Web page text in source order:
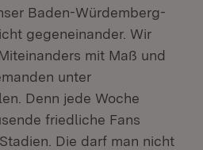
Baden-Würdemberg-
gegeneinander. Wir
mit Maß und
unter
Denn jede Woche
friedliche Fans
Die darf man nicht